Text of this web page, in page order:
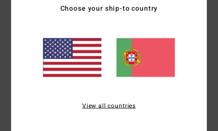
Tecnologia: Revestimento repelente de água Micro Repel
Corte:Cintura elástica
Bolsos:2 bolsos de entrada lateral com rede forro dos
Bolsos:Bolsos laterais cargo com fecho de fita de velcro
[Tecido principal] 100% poliéster reciclado
Choose your ship-to country
View all countries